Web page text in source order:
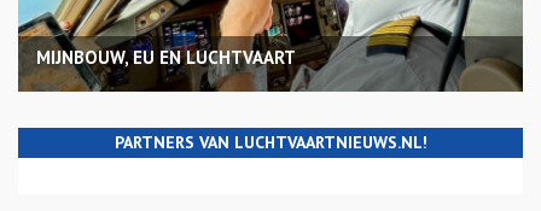
MIJNBOUW, EU EN LUCHTVAART
PARTNERS VAN LUCHTVAARTNIEUWS.NL!